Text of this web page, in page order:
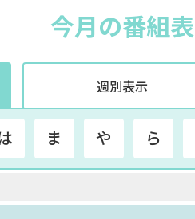
今月の番組表
週別表示
ま や ら